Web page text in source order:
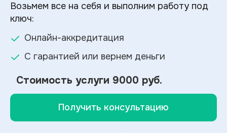
Возьмем все на себя и выполним работу под
ключ:
Онлайн-аккредитация
С гарантией или вернем деньги
Стоимость услуги 9000 руб.
Получить консультацию